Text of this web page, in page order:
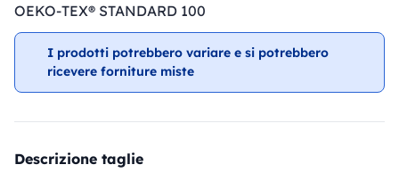
OEKO-TEX® STANDARD 100
I prodotti potrebbero variare e si potrebbero
ricevere forniture miste
Descrizione taglie